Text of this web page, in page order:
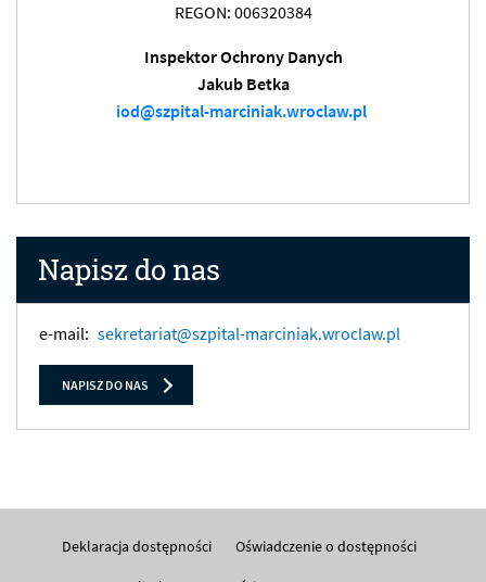
REGON: 006320384
Inspektor Ochrony Danych
Jakub Betka
iod@szpital-marciniak.wroclaw.pl
Napisz do nas
e-mail: sekretariat@szpital-marciniak.wroclaw.pl
NAPISZ DO NAS
Deklaracja dostępności Oświadczenie o dostępności